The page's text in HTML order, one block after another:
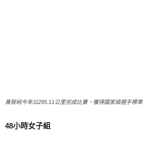
黃筱純今年以295.11公里完成比賽，獲得國家級選手標準
48小時女子組